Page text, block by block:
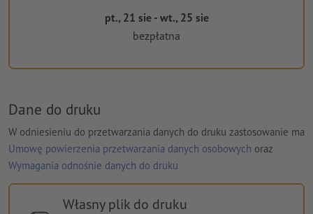
pt., 21 sie - wt., 25 sie
bezpłatna
Dane do druku
W odniesieniu do przetwarzania danych do druku zastosowanie ma
Umowę powierzenia przetwarzania danych osobowych oraz
Wymagania odnośnie danych do druku
Własny plik do druku